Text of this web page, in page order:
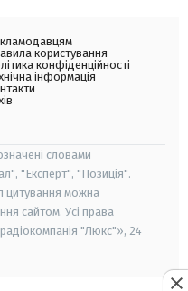
користування
конфіденційності
інформація
словами
"Експерт", "Позиція".
цитування можна
сайтом. Усі права
"Люкс"», 24